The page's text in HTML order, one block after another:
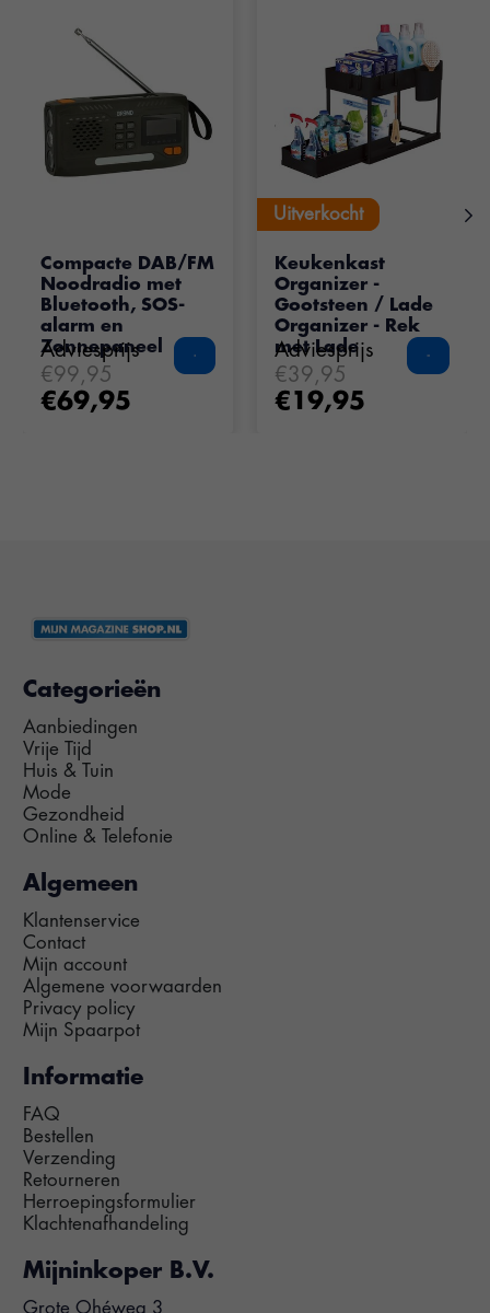
Compacte DAB/FM
Noodradio met
Bluetooth, SOS-
alarm en
Zonnepaneel
Adviesprijs
€99,95
€69,95
Keukenkast
Organizer -
Gootsteen / Lade
Organizer - Rek
met Lade
Adviesprijs
€39,95
€19,95
Uitverkocht
Uitverkocht
Categorieën
Aanbiedingen
Vrije Tijd
Huis & Tuin
Mode
Gezondheid
Online & Telefonie
Algemeen
Klantenservice
Contact
Mijn account
Algemene voorwaarden
Privacy policy
Mijn Spaarpot
Informatie
FAQ
Bestellen
Verzending
Retourneren
Herroepingsformulier
Klachtenafhandeling
Mijninkoper B.V.
Grote Ohéweg 3